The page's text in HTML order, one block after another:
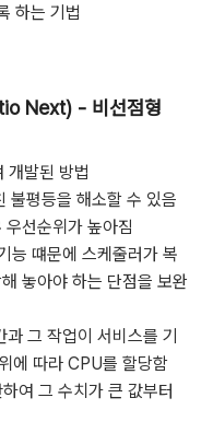
하는 기법
Next) - 비선점형
개발된 방법
불평등을 해소할 수 있음
선순위가 높아짐
능 떄문에 스케줄러가 복
놓아야 하는 단점을 보완
그 작업이 서비스를 기
에 따라 CPU를 할당함
여 그 수치가 큰 값부터